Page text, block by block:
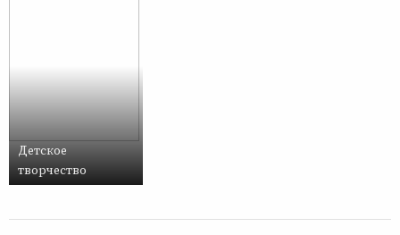
Детское
творчество